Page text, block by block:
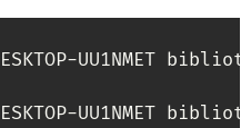
UU1NMET
UU1NMET